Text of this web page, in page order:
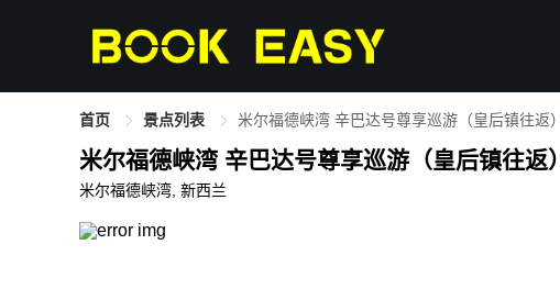
首页 景点列表 米尔福德峡湾 辛巴达号尊享巡游（皇后镇往返）
米尔福德峡湾 辛巴达号尊享巡游（皇后镇往返）
米尔福德峡湾, 新西兰